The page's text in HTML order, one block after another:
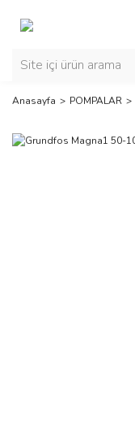
Anasayfa POMPALAR